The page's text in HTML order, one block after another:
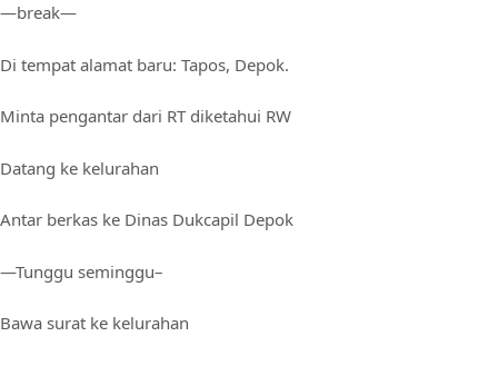
—break—
Di tempat alamat baru: Tapos, Depok.
Minta pengantar dari RT diketahui RW
Datang ke kelurahan
Antar berkas ke Dinas Dukcapil Depok
—Tunggu seminggu–
Bawa surat ke kelurahan